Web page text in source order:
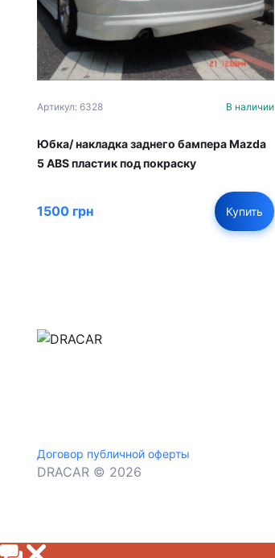
Артикул: 6328 В наличии
Юбка/ накладка заднего бампера Mazda
5 ABS пластик под покраску
1500 грн Купить
Договор публичной оферты
DRACAR © 2026